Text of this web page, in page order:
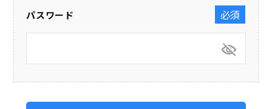
パスワード
(必須)